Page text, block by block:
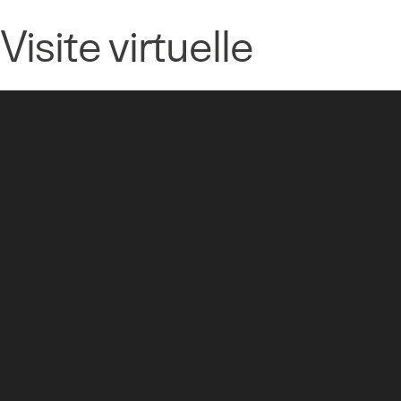
Visite virtuelle